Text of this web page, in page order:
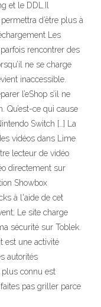
et le DDL.Il
d’être plus à
Les
rencontrer des
ne se charge
inaccessible.
l’eShop s’il ne
Qu’est-ce qui cause
Switch […] La
vidéos dans Lime
lecteur de vidéo
directement sur
Showbox
à l'aide de cet
Le site charge
sécurité sur Toblek.
est une activité
autorités
connu est
pas griller parce